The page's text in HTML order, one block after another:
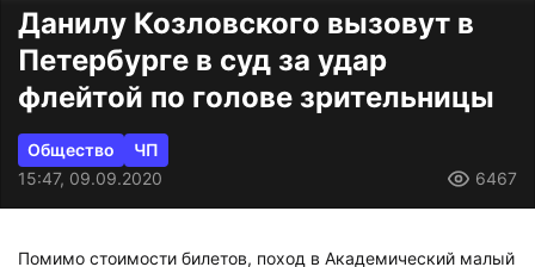
Данилу Козловского вызовут в
Петербурге в суд за удар
флейтой по голове зрительницы
Общество
ЧП
15:47, 09.09.2020
6467
Помимо стоимости билетов, поход в Академический малый